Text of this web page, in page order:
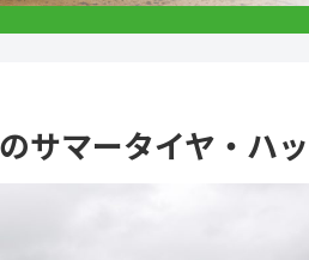
サマータイヤ・ハ